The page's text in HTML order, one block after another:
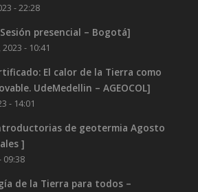
- 22:28
Sesión presencial – Bogotá]
- 10:41
El calor de la Tierra como
UdeMedellin – AGEOCOL]
- 14:01
de geotermia Agosto
]
09:38
de la Tierra para todos –